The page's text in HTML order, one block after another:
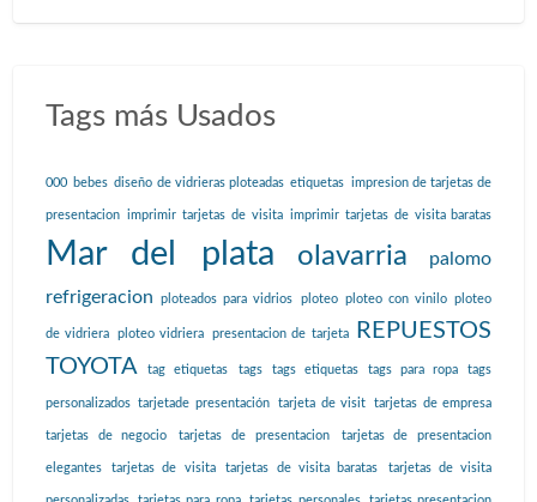
Tags más Usados
000 bebes diseño de vidrieras ploteadas etiquetas impresion de tarjetas de
presentacion imprimir tarjetas de visita imprimir tarjetas de visita baratas
Mar del plata olavarria
palomo
refrigeracion
ploteados para vidrios ploteo ploteo con vinilo ploteo
de vidriera ploteo vidriera presentacion de tarjeta
REPUESTOS
TOYOTA
tag etiquetas tags tags etiquetas tags para ropa tags
personalizados tarjetade presentación tarjeta de visit tarjetas de empresa
tarjetas de negocio tarjetas de presentacion tarjetas de presentacion
elegantes tarjetas de visita tarjetas de visita baratas tarjetas de visita